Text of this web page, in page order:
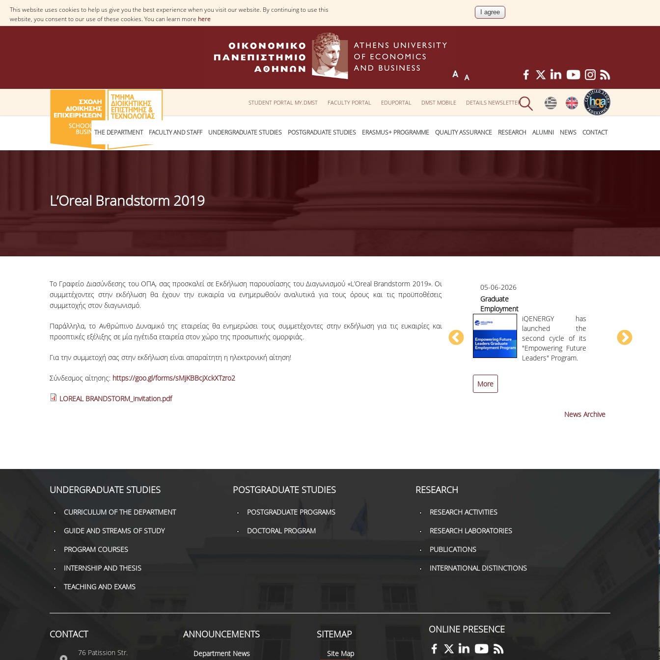
This website uses cookies to help us give you the best experience when you visit our website. By continuing to use this
website, you consent to our use of these cookies. You can learn more here
STUDENT PORTAL MY.DMST FACULTY PORTAL EDUPORTAL DMST MOBILE DETAILS NEWSLETTER
THE DEPARTMENT FACULTY AND STAFF UNDERGRADUATE STUDIES POSTGRADUATE STUDIES ERASMUS+ PROGRAMME QUALITY ASSURANCE RESEARCH ALUMNI NEWS CONTACT
L’Oreal Brandstorm 2019
Το Γραφείο Διασύνδεσης του ΟΠΑ, σας προσκαλεί σε Εκδήλωση παρουσίασης του Διαγωνισμού «L’Oreal Brandstorm 2019». Οι
συμμετέχοντες στην εκδήλωση θα έχουν την ευκαιρία να ενημερωθούν αναλυτικά για τους όρους και τις προϋποθέσεις
συμμετοχής στον διαγωνισμό.
Παράλληλα, το Ανθρώπινο Δυναμικό της εταιρείας θα ενημερώσει τους συμμετέχοντες στην εκδήλωση για τις ευκαιρίες και
προοπτικές εξέλιξης σε μία ηγέτιδα εταιρεία στον χώρο της προσωπικής ομορφιάς.
Για την συμμετοχή σας στην εκδήλωση είναι απαραίτητη η ηλεκτρονική αίτηση!
Σύνδεσμος αίτησης: https://goo.gl/forms/sMjKBBcjXckXTzro2
LOREAL BRANDSTORM_invitation.pdf
11-09-2024
Organization of the
Humanity:
05-06-2026
Graduate
Employment
Program HELLENiQ
ENERGY
iQENERGY has
launched the
second cycle of its
"Empowering Future
Leaders" Program.
More
News Archive
UNDERGRADUATE STUDIES
CURRICULUM OF THE DEPARTMENT
GUIDE AND STREAMS OF STUDY
PROGRAM COURSES
INTERNSHIP AND THESIS
TEACHING AND EXAMS
POSTGRADUATE STUDIES
POSTGRADUATE PROGRAMS
DOCTORAL PROGRAM
RESEARCH
RESEARCH ACTIVITIES
RESEARCH LABORATORIES
PUBLICATIONS
INTERNATIONAL DISTINCTIONS
CONTACT
76 Patission Str.
ANNOUNCEMENTS
Department News
SITEMAP
Site Map
ONLINE PRESENCE